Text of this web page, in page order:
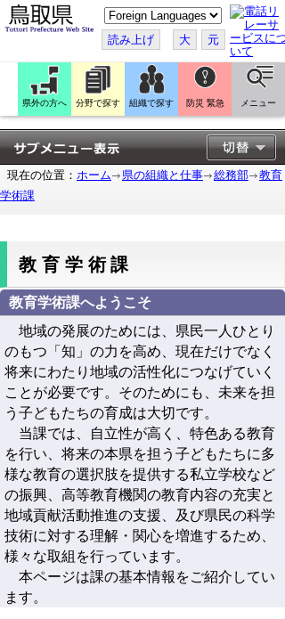
こ
の
ペ
ー
ジ
翻
訳
す
る
読み上げ 大 元
県外の方へ 分野で探す 組織で探す 防災 緊急 メニュー
現在の位置： ホーム 県の組織と仕事 総務部
教育
学術課
教育学術課
教育学術課へようこそ
地域の発展のためには、県民一人ひとり
のもつ「知」の力を高め、現在だけでなく
将来にわたり地域の活性化につなげていく
ことが必要です。そのためにも、未来を担
う子どもたちの育成は大切です。
当課では、自立性が高く、特色ある教育
を行い、将来の本県を担う子どもたちに多
様な教育の選択肢を提供する私立学校など
の振興、高等教育機関の教育内容の充実と
地域貢献活動推進の支援、及び県民の科学
技術に対する理解・関心を増進するため、
様々な取組を行っています。
本ページは課の基本情報をご紹介してい
ます。